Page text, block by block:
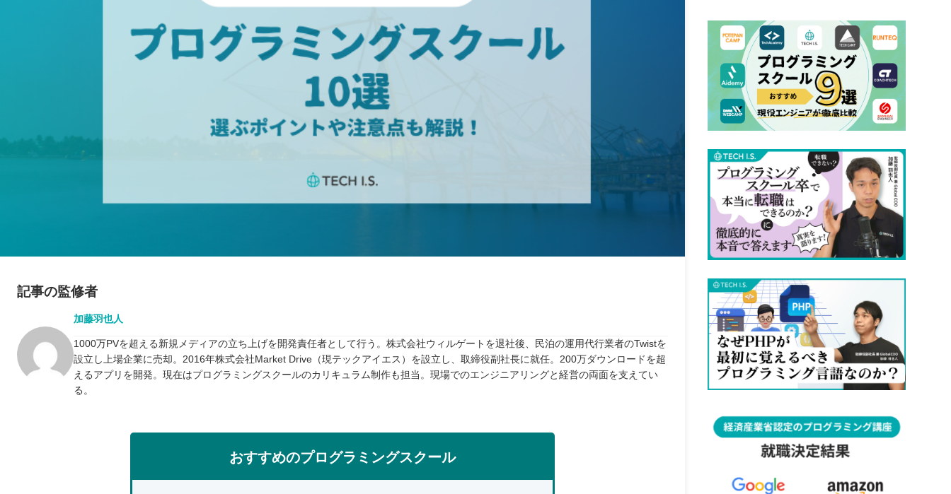
記事の監修者
加藤羽也人
1000万PVを超える新規メディアの立ち上げを開発責任者として行う。株式会社ウィルゲートを退社後、民泊の運用代行業者のTwistを
設立し上場企業に売却。2016年株式会社Market Drive（現テックアイエス）を設立し、取締役副社長に就任。200万ダウンロードを超
えるアプリを開発。現在はプログラミングスクールのカリキュラム制作も担当。現場でのエンジニアリングと経営の両面を支えてい
る。
おすすめのプログラミングスクール